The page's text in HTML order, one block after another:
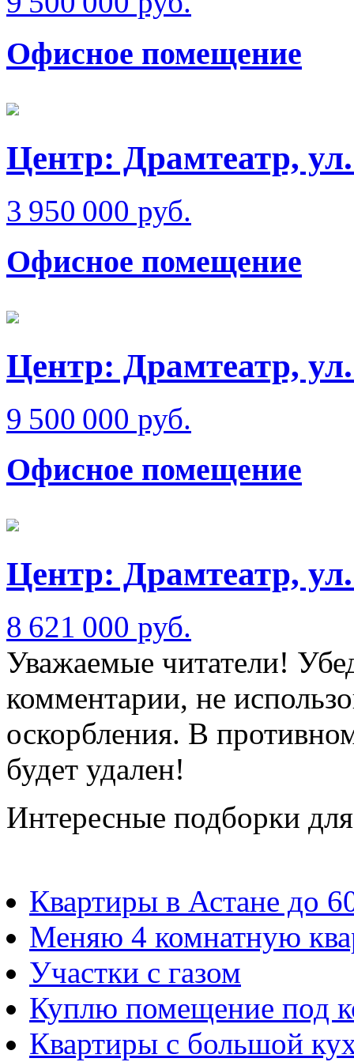
Офисное помещение
Центр: Драмтеатр,
3 950 000 руб.
Офисное помещение
Центр: Драмтеатр,
9 500 000 руб.
Офисное помещение
Центр: Драмтеатр,
8 621 000 руб.
Уважаемые читатели!
комментарии, не
оскорбления. В
будет удален!
Интересные подборки
Квартиры в Астане до
Меняю 4 комнатную
Участки с газом
Куплю помещение под
Квартиры с большой